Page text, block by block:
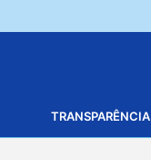
TRANSPARÊNCIA